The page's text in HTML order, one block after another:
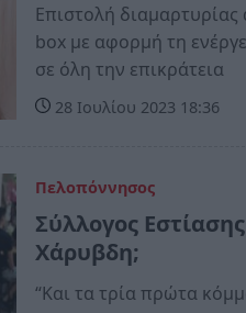
Επιστολή
box με αφορμή τη
σε όλη την επικράτεια
28 Ιουλίου 2023 18:36
Πελοπόννησος
Σύλλογος
Χάρυβδη;
“Και τα τρία πρώτα